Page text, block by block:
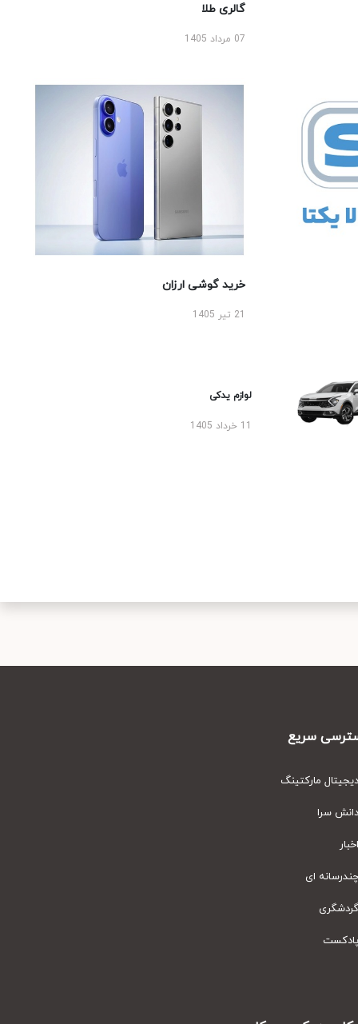
گالری طلا
07 مرداد 1405
خرید گوشی ارزان
لوازم یدکی
سریع
مارکتینگ
سرا
ای